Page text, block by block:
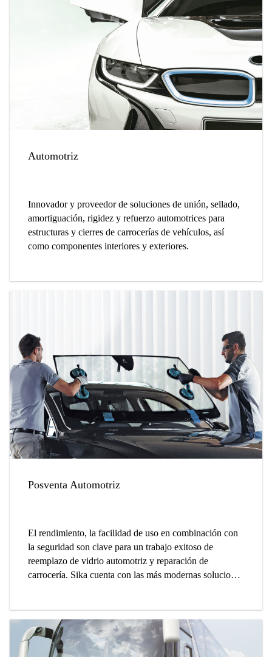
Automotriz
Innovador y proveedor de soluciones de unión, sellado,
amortiguación, rigidez y refuerzo automotrices para
estructuras y cierres de carrocerías de vehículos, así
como componentes interiores y exteriores.
Posventa Automotriz
El rendimiento, la facilidad de uso en combinación con
la seguridad son clave para un trabajo exitoso de
reemplazo de vidrio automotriz y reparación de
carrocería. Sika cuenta con las más modernas soluciones